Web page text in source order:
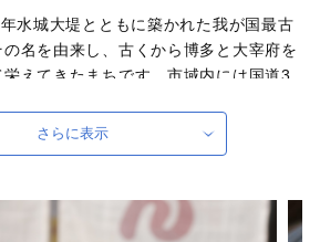
水城大堤とともに築かれた我が国最古
名を由来し、古くから博多と大宰府を
えてきたまちです。市域内には国道3
太宰府ICや福岡空港にも近く、交通の便
に、東北部の四王寺山や乙金山、南部の
。今後も魅力あふれる住みよいまちづ
ります。本市の歴史・施策・将来像にご
さらに表示